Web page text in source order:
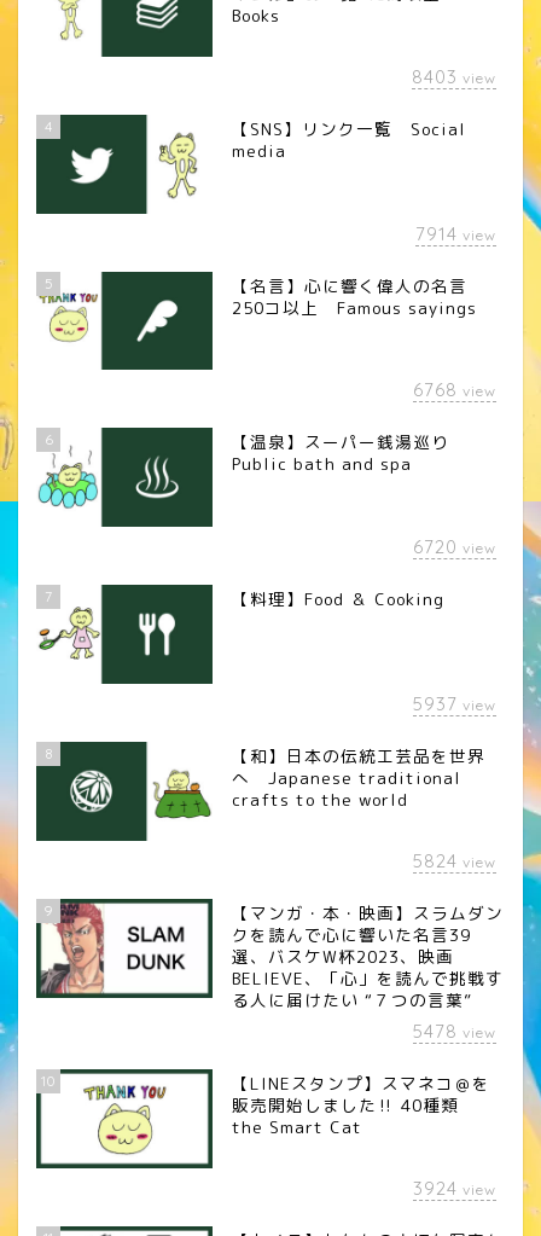
Books
8403 view
4
【SNS】リンク一覧 Social
media
7914 view
5
【名言】心に響く偉人の名言
250コ以上 Famous sayings
6768 view
6
【温泉】スーパー銭湯巡り
Public bath and spa
6720 view
7 【料理】Food ＆ Cooking
5937 view
8
【和】日本の伝統工芸品を世界
へ Japanese traditional
crafts to the world
5824 view
9
【マンガ・本・映画】スラムダン
クを読んで心に響いた名言39
選、バスケW杯2023、映画
BELIEVE、「心」を読んで挑戦す
る人に届けたい “７つの言葉”
5478 view
10
【LINEスタンプ】スマネコ＠を
販売開始しました‼︎ 40種類
the Smart Cat
3924 view